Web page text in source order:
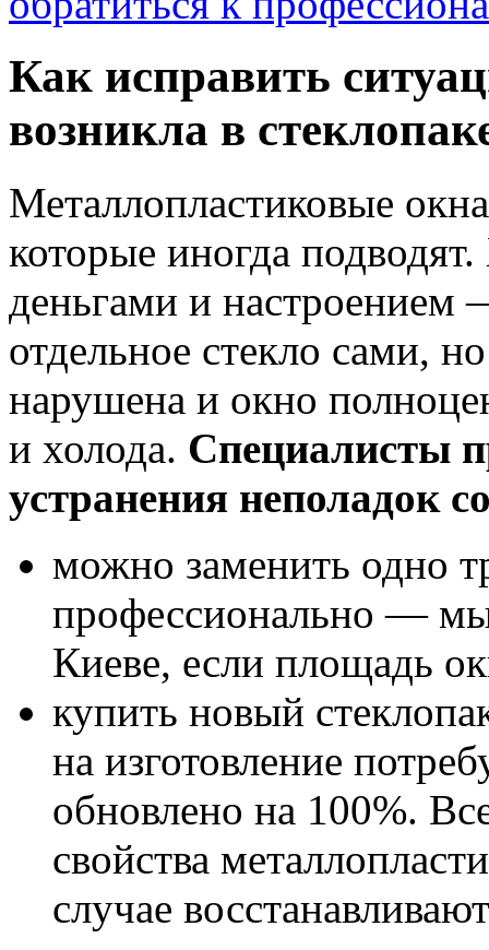
Как исправить
возникла в
Металлопластиковые
которые иногда
деньгами и настроением
отдельное стекло сами,
нарушена и окно
и холода. Специалисты
устранения неполадок
можно заменить одно
профессионально — мы
Киеве, если площадь
купить новый
на изготовление
обновлено на 100%.
свойства
случае